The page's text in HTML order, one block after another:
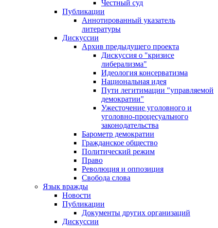
Честный суд
Публикации
Аннотированный указатель
литературы
Дискуссии
Архив предыдущего проекта
Дискуссия о "кризисе
либерализма"
Идеология консерватизма
Национальная идея
Пути легитимации "управляемой
демократии"
Ужесточение уголовного и
уголовно-процесуального
законодательства
Барометр демократии
Гражданское общество
Политический режим
Право
Революция и оппозиция
Свобода слова
Язык вражды
Новости
Публикации
Документы других организаций
Дискуссии